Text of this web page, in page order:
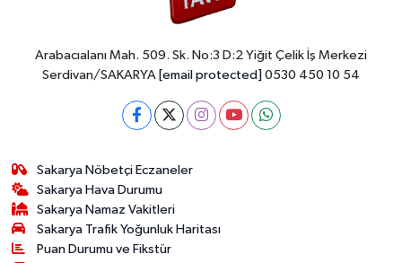
Arabacıalanı Mah. 509. Sk. No:3 D:2 Yiğit Çelik İş Merkezi
Serdivan/SAKARYA [email protected] 0530 450 10 54
Sakarya Nöbetçi Eczaneler
Sakarya Hava Durumu
Sakarya Namaz Vakitleri
Sakarya Trafik Yoğunluk Haritası
Puan Durumu ve Fikstür